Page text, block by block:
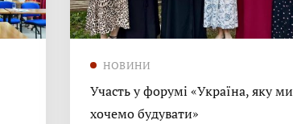
НОВИНИ
Участь у форумі «Україна, яку ми
хочемо будувати»